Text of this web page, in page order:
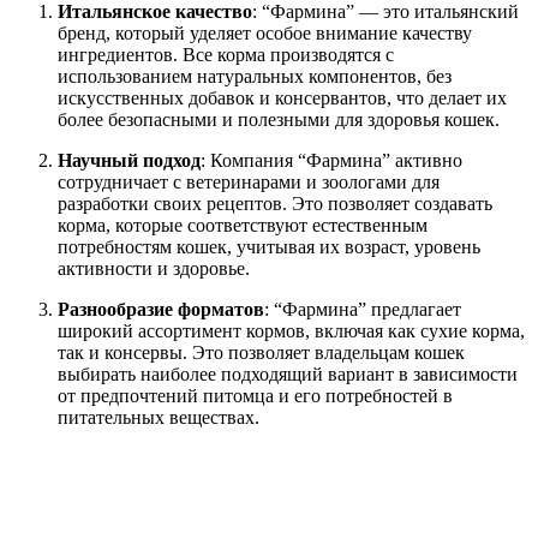
Итальянское качество: “Фармина” — это итальянский
бренд, который уделяет особое внимание качеству
ингредиентов. Все корма производятся с
использованием натуральных компонентов, без
искусственных добавок и консервантов, что делает их
более безопасными и полезными для здоровья кошек.
Научный подход: Компания “Фармина” активно
сотрудничает с ветеринарами и зоологами для
разработки своих рецептов. Это позволяет создавать
корма, которые соответствуют естественным
потребностям кошек, учитывая их возраст, уровень
активности и здоровье.
Разнообразие форматов: “Фармина” предлагает
широкий ассортимент кормов, включая как сухие корма,
так и консервы. Это позволяет владельцам кошек
выбирать наиболее подходящий вариант в зависимости
от предпочтений питомца и его потребностей в
питательных веществах.